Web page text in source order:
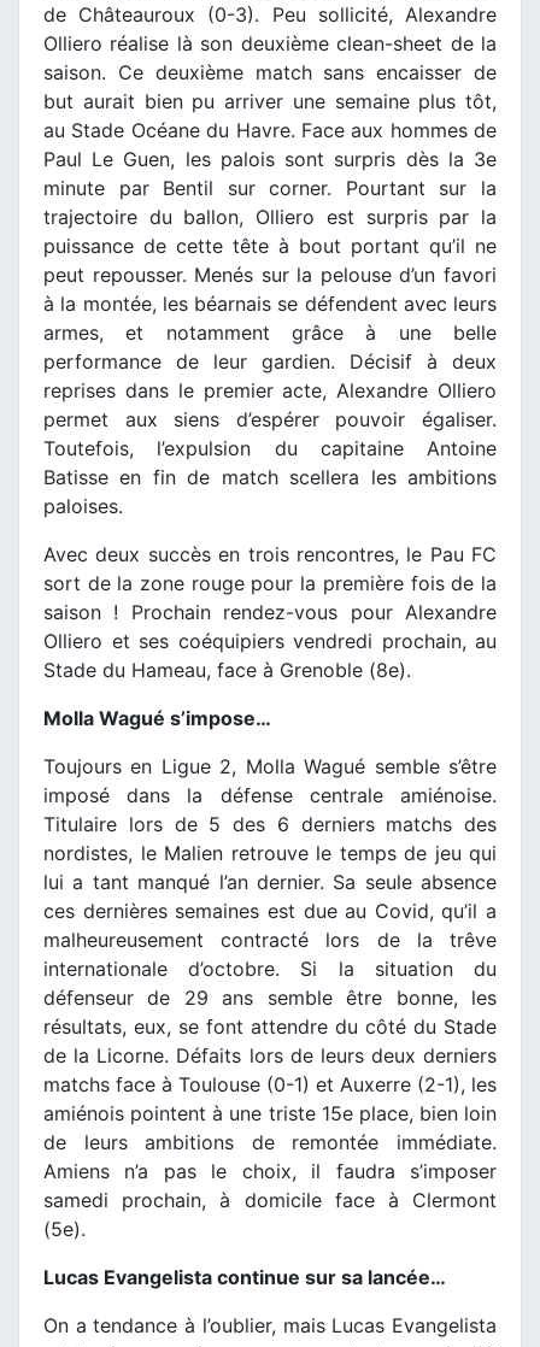
de Châteauroux (0-3). Peu sollicité, Alexandre
Olliero réalise là son deuxième clean-sheet de la
saison. Ce deuxième match sans encaisser de
but aurait bien pu arriver une semaine plus tôt,
au Stade Océane du Havre. Face aux hommes de
Paul Le Guen, les palois sont surpris dès la 3e
minute par Bentil sur corner. Pourtant sur la
trajectoire du ballon, Olliero est surpris par la
puissance de cette tête à bout portant qu’il ne
peut repousser. Menés sur la pelouse d’un favori
à la montée, les béarnais se défendent avec leurs
armes, et notamment grâce à une belle
performance de leur gardien. Décisif à deux
reprises dans le premier acte, Alexandre Olliero
permet aux siens d’espérer pouvoir égaliser.
Toutefois, l’expulsion du capitaine Antoine
Batisse en fin de match scellera les ambitions
paloises.
Avec deux succès en trois rencontres, le Pau FC
sort de la zone rouge pour la première fois de la
saison ! Prochain rendez-vous pour Alexandre
Olliero et ses coéquipiers vendredi prochain, au
Stade du Hameau, face à Grenoble (8e).
Molla Wagué s’impose…
Toujours en Ligue 2, Molla Wagué semble s’être
imposé dans la défense centrale amiénoise.
Titulaire lors de 5 des 6 derniers matchs des
nordistes, le Malien retrouve le temps de jeu qui
lui a tant manqué l’an dernier. Sa seule absence
ces dernières semaines est due au Covid, qu’il a
malheureusement contracté lors de la trêve
internationale d’octobre. Si la situation du
défenseur de 29 ans semble être bonne, les
résultats, eux, se font attendre du côté du Stade
de la Licorne. Défaits lors de leurs deux derniers
matchs face à Toulouse (0-1) et Auxerre (2-1), les
amiénois pointent à une triste 15e place, bien loin
de leurs ambitions de remontée immédiate.
Amiens n’a pas le choix, il faudra s’imposer
samedi prochain, à domicile face à Clermont
(5e).
Lucas Evangelista continue sur sa lancée…
On a tendance à l’oublier, mais Lucas Evangelista